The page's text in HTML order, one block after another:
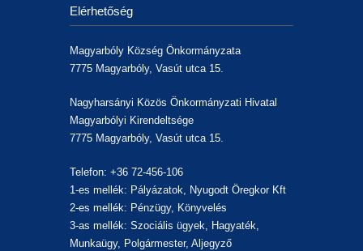
Elérhetőség
Magyarbóly Község Önkormányzata
7775 Magyarbóly, Vasút utca 15.
Nagyharsányi Közös Önkormányzati Hivatal
Magyarbólyi Kirendeltsége
7775 Magyarbóly, Vasút utca 15.
Telefon: +36 72-456-106
1-es mellék: Pályázatok, Nyugodt Öregkor Kft
2-es mellék: Pénzügy, Könyvelés
3-as mellék: Szociális ügyek, Hagyaték,
Munkaügy, Polgármester, Aljegyző